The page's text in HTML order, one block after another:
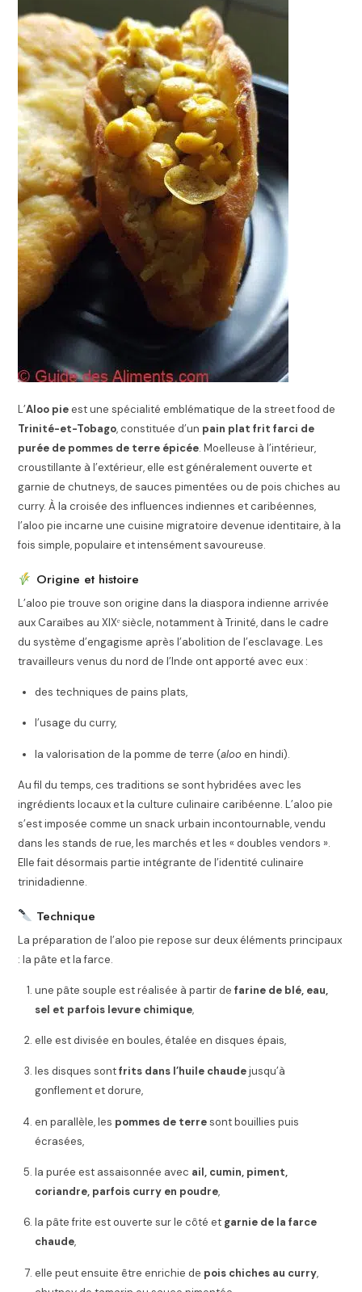
L’Aloo pieest une spécialité emblématique de la street food de
Trinité-et-Tobago, constituée d’un pain plat frit farci de
purée de pommes de terre épicée. Moelleuse à l’intérieur,
croustillante à l’extérieur, elle est généralement ouverte et
garnie de chutneys, de sauces pimentées ou de pois chiches au
curry. À la croisée des influences indiennes et caribéennes,
l’aloo pie incarne une cuisine migratoire devenue identitaire, à la
fois simple, populaire et intensément savoureuse.
Origine et histoire
L’aloo pie trouve son origine dans la diaspora indienne arrivée
aux Caraïbes au XIXᵉ siècle, notamment à Trinité, dans le cadre
du système d’engagisme après l’abolition de l’esclavage. Les
travailleurs venus du nord de l’Inde ont apporté avec eux :
des techniques de pains plats,
l’usage du curry,
la valorisation de la pomme de terre (aloo en hindi).
Au fil du temps, ces traditions se sont hybridées avec les
ingrédients locaux et la culture culinaire caribéenne. L’aloo pie
s’est imposée comme un snack urbain incontournable, vendu
dans les stands de rue, les marchés et les « doubles vendors ».
Elle fait désormais partie intégrante de l’identité culinaire
trinidadienne.
Technique
La préparation de l’aloo pie repose sur deux éléments principaux
: la pâte et la farce.
une pâte souple est réalisée à partir defarine de blé, eau,
sel et parfois levure chimique,
elle est divisée en boules, étalée en disques épais,
les disques sontfrits dans l’huile chaudejusqu’à
gonflement et dorure,
en parallèle, les pommes de terresont bouillies puis
écrasées,
la purée est assaisonnée avec ail, cumin, piment,
coriandre, parfois curry en poudre,
la pâte frite est ouverte sur le côté et garnie de la farce
chaude,
elle peut ensuite être enrichie de pois chiches au curry,